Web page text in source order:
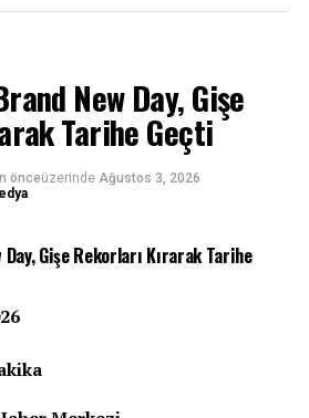
New Day, Gişe
Tarihe Geçti
önceüzerinde Ağustos 3, 2026
Gişe Rekorları Kırarak Tarihe